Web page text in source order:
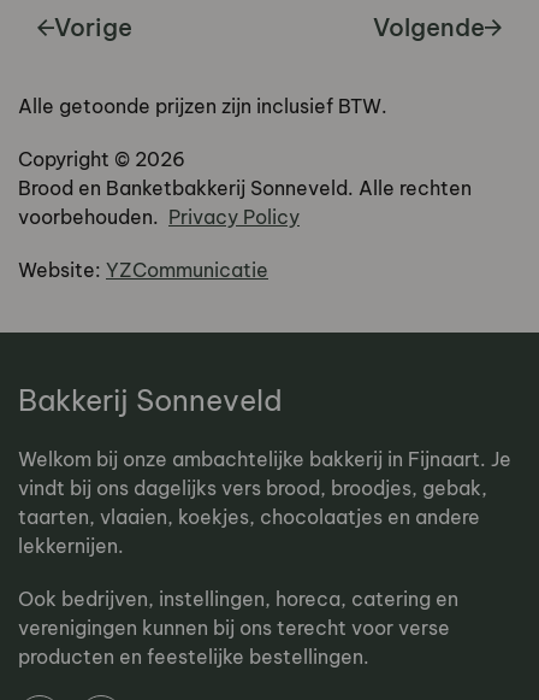
Vorige Volgende
Alle getoonde prijzen zijn inclusief BTW.
Copyright © 2026
Brood en Banketbakkerij Sonneveld. Alle rechten
voorbehouden. Privacy Policy
Website: YZCommunicatie
Bakkerij Sonneveld
Welkom bij onze ambachtelijke bakkerij in Fijnaart. Je
vindt bij ons dagelijks vers brood, broodjes, gebak,
taarten, vlaaien, koekjes, chocolaatjes en andere
lekkernijen.
Ook bedrijven, instellingen, horeca, catering en
verenigingen kunnen bij ons terecht voor verse
producten en feestelijke bestellingen.